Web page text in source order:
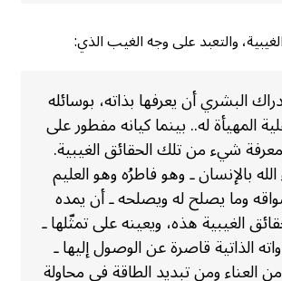
والتعبد على وجه الغيب الذي:
البشري أن يعرفها بذاته، بوسائله
المهيأة له.. بينما كيانه مفطور على
شيء من تلك الحقائق الغيبية.
بالإنسان ـ وهو فاطرُه وهو العليم
وما يصلح له ويصلحه ـ أن يمده
الغيبية هذه، ويعينه على تمثّلها ـ
الذاتية قاصرة عن الوصول إليها ـ
العناء ومن تبديد الطاقة في محاولة